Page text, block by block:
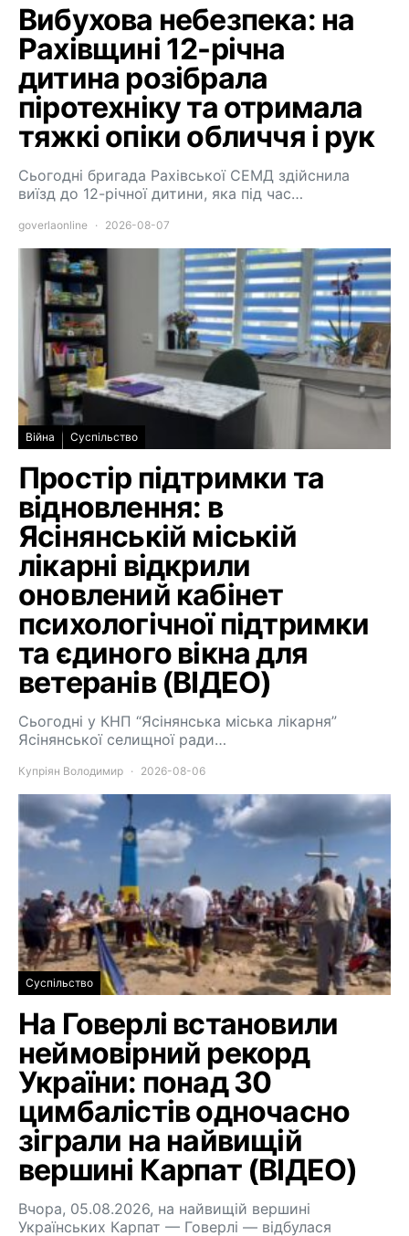
Вибухова небезпека: на
Рахівщині 12-річна
дитина розібрала
піротехніку та отримала
тяжкі опіки обличчя і рук
Сьогодні бригада Рахівської СЕМД здійснила
виїзд до 12-річної дитини, яка під час…
goverlaonline 2026-08-07
Війна Суспільство
Простір підтримки та
відновлення: в
Ясінянській міській
лікарні відкрили
оновлений кабінет
психологічної підтримки
та єдиного вікна для
ветеранів (ВІДЕО)
Сьогодні у КНП “Ясінянська міська лікарня”
Ясінянської селищної ради…
Купріян Володимир 2026-08-06
Суспільство
На Говерлі встановили
неймовірний рекорд
України: понад 30
цимбалістів одночасно
зіграли на найвищій
вершині Карпат (ВІДЕО)
Вчора, 05.08.2026, на найвищій вершині
Українських Карпат — Говерлі — відбулася